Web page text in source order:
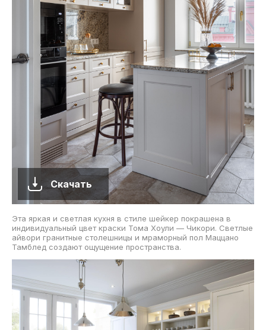
Скачать
Эта яркая и светлая кухня в стиле шейкер покрашена в
индивидуальный цвет краски Тома Хоули — Чикори. Светлые
айвори гранитные столешницы и мраморный пол Маццано
Тамблед создают ощущение пространства.